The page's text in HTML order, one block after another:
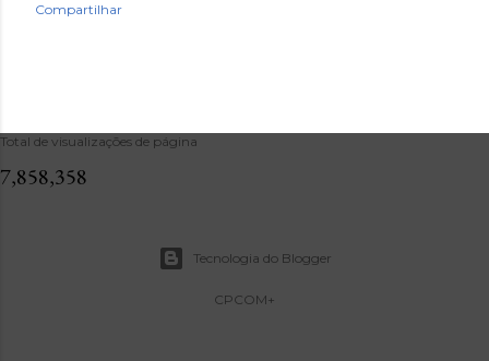
Compartilhar
Total de visualizações de página
7,858,358
Tecnologia do Blogger
CPCOM+